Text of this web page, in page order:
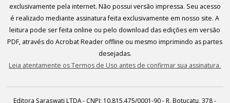
exclusivamente pela internet. Não possui versão impressa. Seu acesso
é realizado mediante assinatura feita exclusivamente em nosso site. A
leitura pode ser feita online ou pelo download das edições em versão
PDF, através do Acrobat Reader offline ou mesmo imprimindo as partes
desejadas.
Leia atentamente os Termos de Uso antes de confirmar sua assinatura.
Editora Saraswati LTDA - CNPJ: 10.815.475/0001-90 - R. Botucatu, 378 -